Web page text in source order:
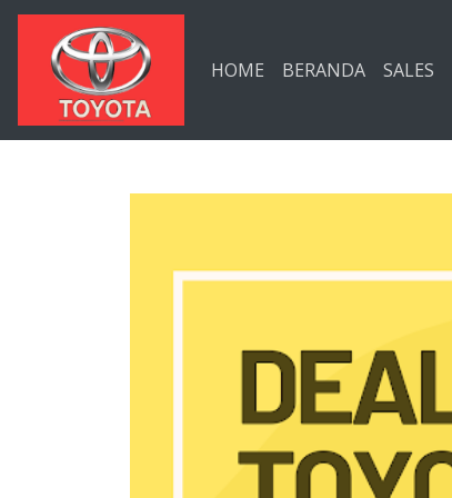
Langsung ke konten utama
HOME BERANDA SALES